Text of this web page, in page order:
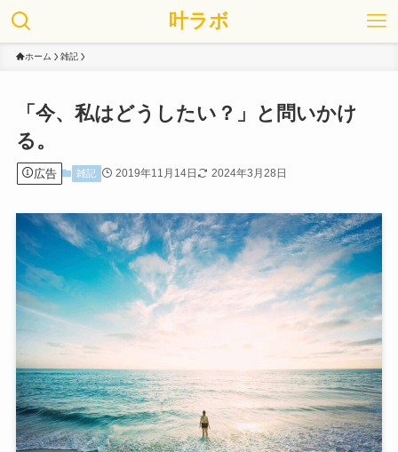
叶ラボ
ホーム 雑記
「今、私はどうしたい？」と問いかけ
る。
広告 雑記 2019年11月14日 2024年3月28日